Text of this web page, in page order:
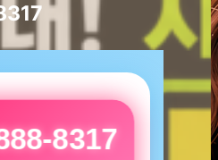
8317